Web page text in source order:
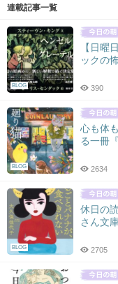
連載記事一覧
BLOG
【日曜
ックの
390
BLOG
心も体
る一冊
2634
BLOG
休日の
さん文
2705